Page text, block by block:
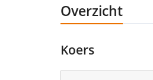
Overzicht
Koers